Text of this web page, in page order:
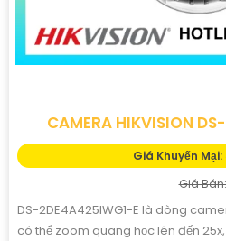
CAMERA HIKVISION
Giá Khuyến
Giá Bán:
DS-2DE4A425IWG1-E là dòng
có thể zoom quang học lên đến